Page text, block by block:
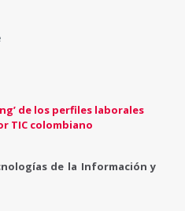
de los perfiles laborales
TIC colombiano
de la Información y